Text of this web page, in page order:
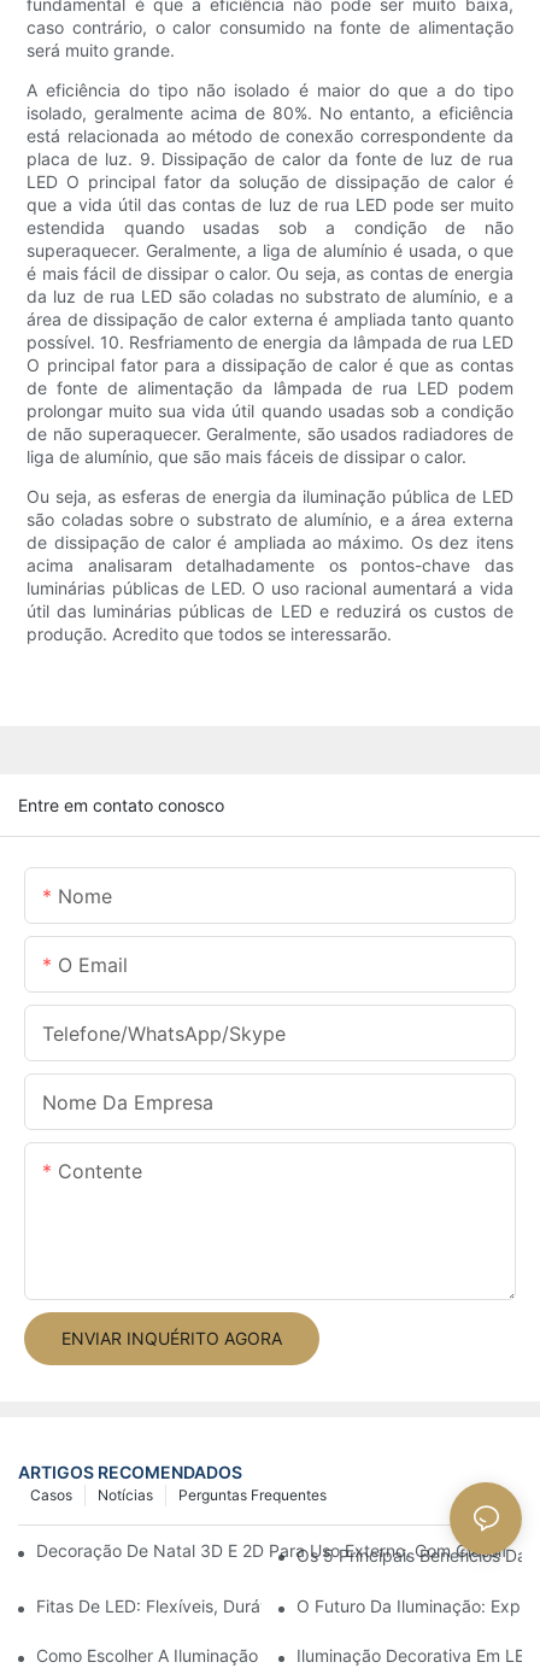
fundamental é que a eficiência não pode ser muito baixa,
caso contrário, o calor consumido na fonte de alimentação
será muito grande.
A eficiência do tipo não isolado é maior do que a do tipo
isolado, geralmente acima de 80%. No entanto, a eficiência
está relacionada ao método de conexão correspondente da
placa de luz. 9. Dissipação de calor da fonte de luz de rua
LED O principal fator da solução de dissipação de calor é
que a vida útil das contas de luz de rua LED pode ser muito
estendida quando usadas sob a condição de não
superaquecer. Geralmente, a liga de alumínio é usada, o que
é mais fácil de dissipar o calor. Ou seja, as contas de energia
da luz de rua LED são coladas no substrato de alumínio, e a
área de dissipação de calor externa é ampliada tanto quanto
possível. 10. Resfriamento de energia da lâmpada de rua LED
O principal fator para a dissipação de calor é que as contas
de fonte de alimentação da lâmpada de rua LED podem
prolongar muito sua vida útil quando usadas sob a condição
de não superaquecer. Geralmente, são usados ​​radiadores de
liga de alumínio, que são mais fáceis de dissipar o calor.
Ou seja, as esferas de energia da iluminação pública de LED
são coladas sobre o substrato de alumínio, e a área externa
de dissipação de calor é ampliada ao máximo. Os dez itens
acima analisaram detalhadamente os pontos-chave das
luminárias públicas de LED. O uso racional aumentará a vida
útil das luminárias públicas de LED e reduzirá os custos de
produção. Acredito que todos se interessarão.
Entre em contato conosco
Nome
O Email
Telefone/WhatsApp/Skype
Nome Da Empresa
Contente
ENVIAR INQUÉRITO AGORA
ARTIGOS RECOMENDADOS
Perguntas Frequentes
Notícias
Casos
Decoração De Natal 3D E 2D Para Uso Externo, Com
Os 5 Principais Benefícios Da
Fitas De LED: Flexíveis, Duráveis ​​e Perfeitas Para Qualquer
O Futuro Da Iluminação:
Como Escolher A Iluminação LED Decorativa Ideal Para O Seu
Iluminação Decorativa Em